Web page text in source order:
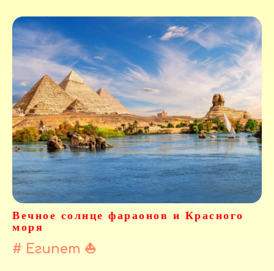
Вечное солнце фараонов и Красного
моря
# Египет ⛵